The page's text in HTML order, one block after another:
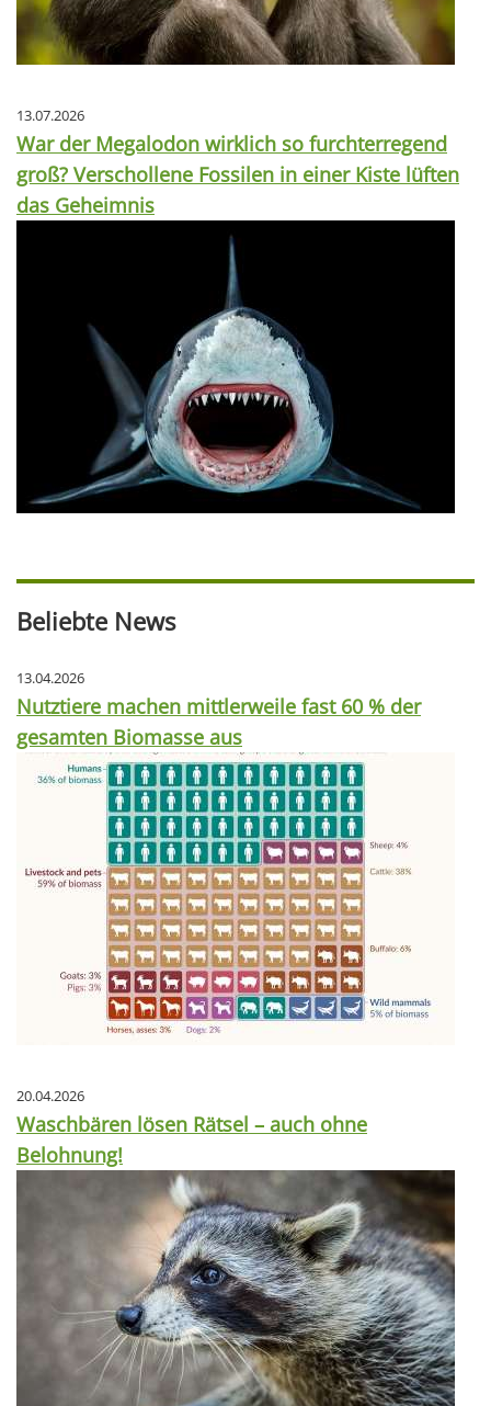
13.07.2026
War der Megalodon wirklich so furchterregend
groß? Verschollene Fossilen in einer Kiste lüften
das Geheimnis
Beliebte News
13.04.2026
Nutztiere machen mittlerweile fast 60 % der
gesamten Biomasse aus
20.04.2026
Waschbären lösen Rätsel – auch ohne
Belohnung!